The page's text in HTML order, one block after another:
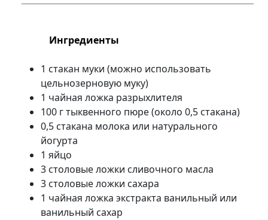
Ингредиенты
1 стакан муки (можно использовать
цельнозерновую муку)
1 чайная ложка разрыхлителя
100 г тыквенного пюре (около 0,5 стакана)
0,5 стакана молока или натурального
йогурта
1 яйцо
3 столовые ложки сливочного масла
3 столовые ложки сахара
1 чайная ложка экстракта ванильный или
ванильный сахар